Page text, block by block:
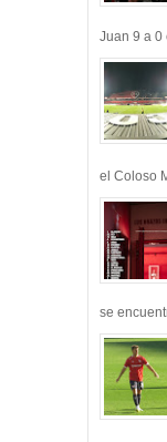
Juan 9 a
el Coloso
se
venta de